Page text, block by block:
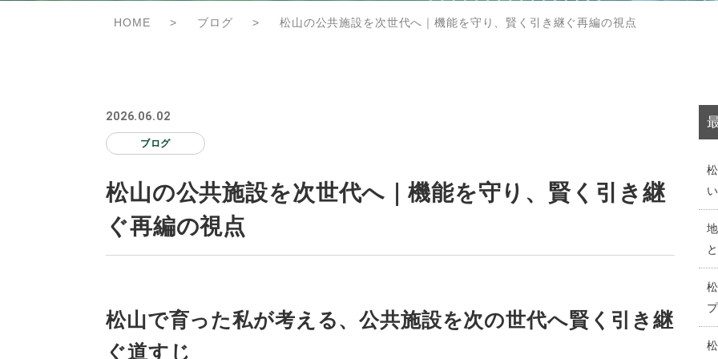
HOME > ブログ > 松山の公共施設を次世代へ｜機能を守り、賢く引き継ぐ再編の視点
2026.06.02
ブログ
松山の公共施設を次世代へ｜機能を守り、賢く引き継
ぐ再編の視点
松山で育った私が考える、公共施設を次の世代へ賢く引き継
ぐ道すじ